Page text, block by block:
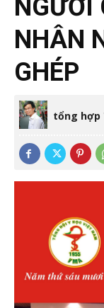
NGƯỜI
NHÂN
GHÉP
tổng hợp